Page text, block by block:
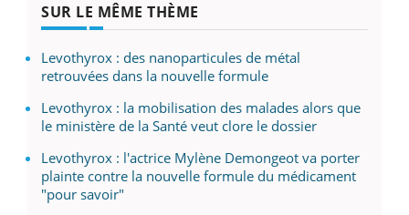
SUR LE MÊME THÈME
Levothyrox : des nanoparticules de métal
retrouvées dans la nouvelle formule
Levothyrox : la mobilisation des malades alors que
le ministère de la Santé veut clore le dossier
Levothyrox : l'actrice Mylène Demongeot va porter
plainte contre la nouvelle formule du médicament
"pour savoir"